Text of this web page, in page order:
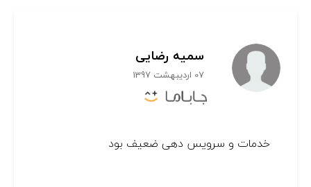
سمیه رضایی
07 اردیبهشت 1397
خدمات و سرویس دهی ضعیف بود